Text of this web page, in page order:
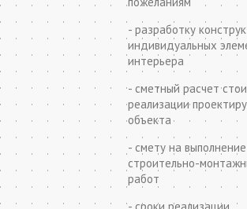
- разработку
индивидуальных
интерьера
- сметный расчет
реализации
объекта
- смету на выполнение
строительно-
работ